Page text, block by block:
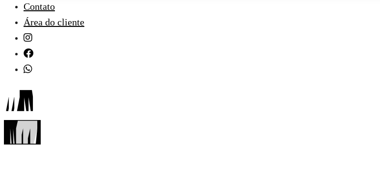
Contato
Área do cliente